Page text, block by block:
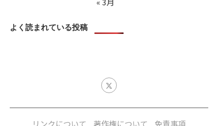
よく読まれている投稿
リンクについて 著作権について 免責事項